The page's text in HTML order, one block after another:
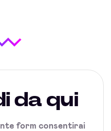
da qui
form consentirai